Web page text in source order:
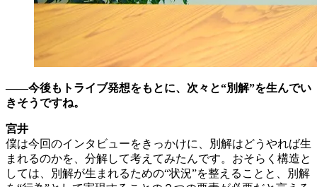
――今後もトライブ発想をもとに、次々と“別解”を生んでい
きそうですね。
宮井
僕は今回のインタビューをきっかけに、別解はどうやれば生
まれるのかを、分解して考えてみたんです。おそらく構造と
しては、別解が生まれるための“状況”を整えることと、別解